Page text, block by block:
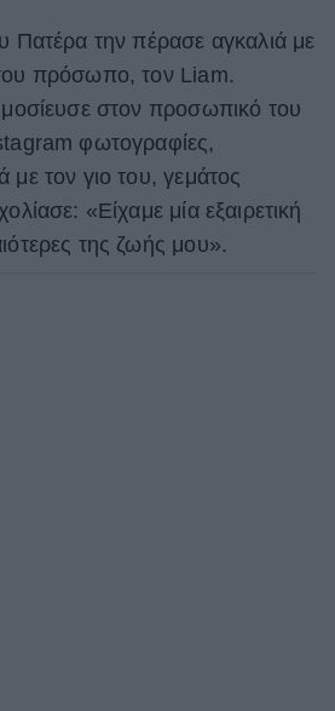
Πατέρα την πέρασε αγκαλιά με
πρόσωπο, τον Liam.
στον προσωπικό του
φωτογραφίες,
με τον γιο του, γεμάτος
«Είχαμε μία εξαιρετική
της ζωής μου».